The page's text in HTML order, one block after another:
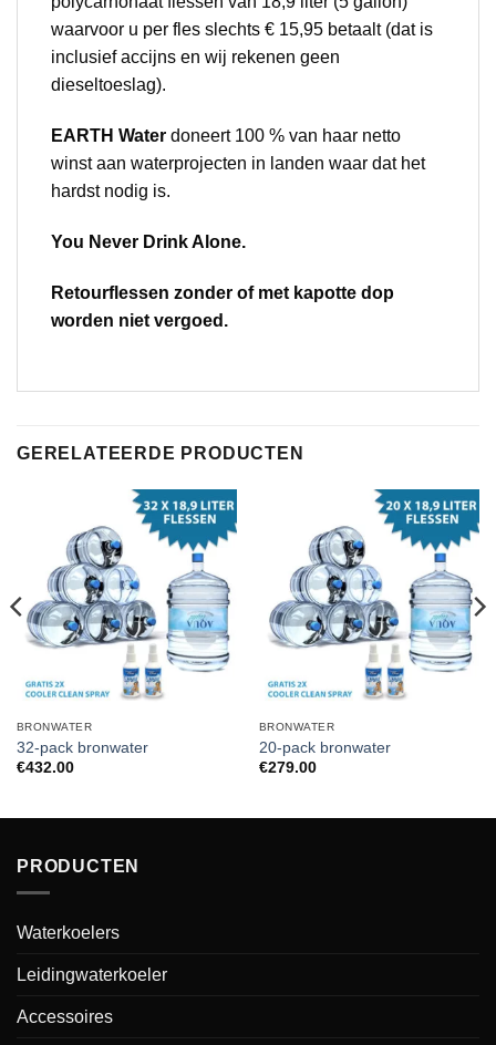
waarvoor u per fles slechts € 15,95 betaalt (dat is
inclusief accijns en wij rekenen geen
dieseltoeslag).
EARTH Water doneert 100 % van haar netto
winst aan waterprojecten in landen waar dat het
hardst nodig is.
You Never Drink Alone.
Retourflessen zonder of met kapotte dop
worden niet vergoed.
GERELATEERDE PRODUCTEN
BRONWATER
32-pack bronwater
€432.00
BRONWATER
20-pack bronwater
€279.00
PRODUCTEN
Waterkoelers
Leidingwaterkoeler
Accessoires